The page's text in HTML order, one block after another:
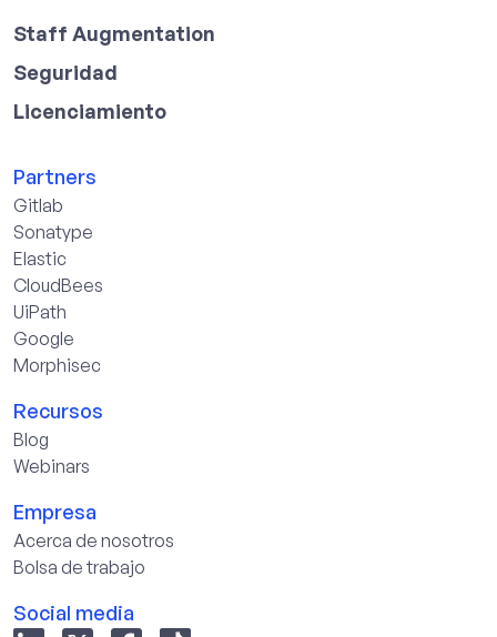
Staff Augmentation
Seguridad
Licenciamiento
Partners
Gitlab
Sonatype
Elastic
CloudBees
UiPath
Google
Morphisec
Recursos
Blog
Webinars
Empresa
Acerca de nosotros
Bolsa de trabajo
Social media